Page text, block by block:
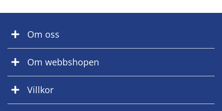
Om oss
Om webbshopen
Villkor